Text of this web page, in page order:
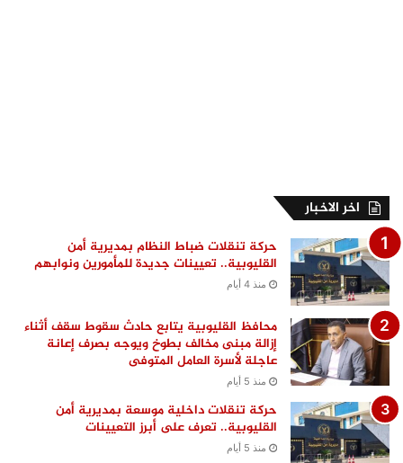
اخر الاخبار
حركة تنقلات ضباط النظام بمديرية أمن
القليوبية.. تعيينات جديدة للمأمورين ونوابهم
منذ 4 أيام
محافظ القليوبية يتابع حادث سقوط سقف أثناء
إزالة مبنى مخالف بطوخ ويوجه بصرف إعانة
عاجلة لأسرة العامل المتوفى
منذ 5 أيام
حركة تنقلات داخلية موسعة بمديرية أمن
القليوبية.. تعرف على أبرز التعيينات
منذ 5 أيام